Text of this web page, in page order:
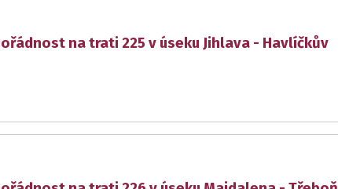
na trati 225 v úseku Jihlava - Havlíčkův